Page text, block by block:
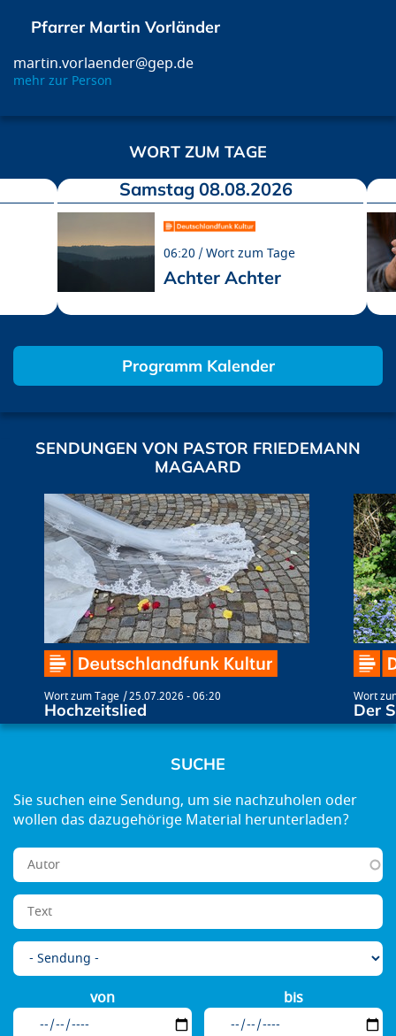
Pfarrer Martin Vorländer
martin.vorlaender@gep.de
mehr zur Person
WORT ZUM TAGE
Samstag 08.08.2026
06:20 Wort zum Tage
Achter Achter
Programm Kalender
SENDUNGEN VON PASTOR FRIEDEMANN
MAGAARD
Wort zum Tage 25.07.2026 - 06:20
Hochzeitslied
Wort
Der
SUCHE
von bis